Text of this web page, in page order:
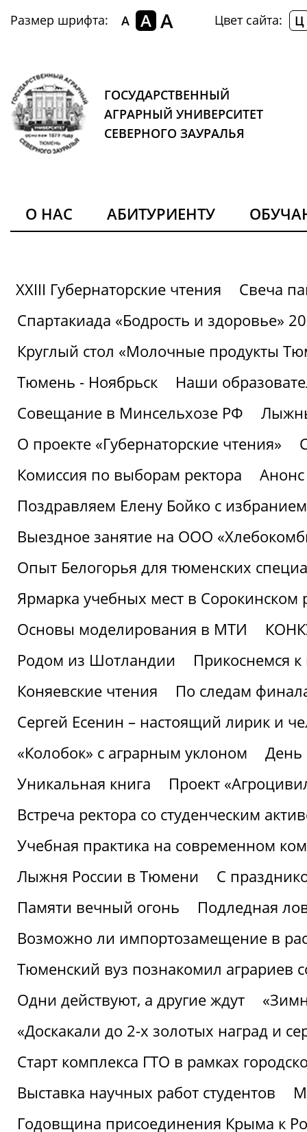
Размер шрифта: A A A Цвет сайта: Ц
ГОСУДАРСТВЕННЫЙ
АГРАРНЫЙ УНИВЕРСИТЕТ
СЕВЕРНОГО ЗАУРАЛЬЯ
О НАС АБИТУРИЕНТУ
XXIII Губернаторские чтения
Свеча
Спартакиада «Бодрость и здоровье»
Круглый стол «Молочные продукты
Тюмень - Ноябрьск
Наши
Совещание в Минсельхозе РФ
О проекте «Губернаторские чтения»
Комиссия по выборам ректора
Поздравляем Елену Бойко с
Выездное занятие на ООО
Опыт Белогорья для тюменских
Ярмарка учебных мест в Сорокинском
Основы моделирования в МТИ
Родом из Шотландии
Прикоснемся
Коняевские чтения
По следам
Сергей Есенин – настоящий лирик и
«Колобок» с аграрным уклоном
День
Уникальная книга
Проект
Встреча ректора со студенческим
Учебная практика на современном
Лыжня России в Тюмени
С
Памяти вечный огонь
Подледная
Возможно ли импортозамещение в
Тюменский вуз познакомил аграриев
Одни действуют, а другие ждут
«Доскакали до 2-х золотых наград и
Старт комплекса ГТО в рамках
Выставка научных работ студентов
Годовщина присоединения Крыма к